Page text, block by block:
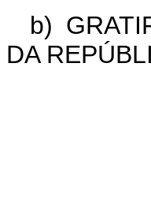
b)
DA